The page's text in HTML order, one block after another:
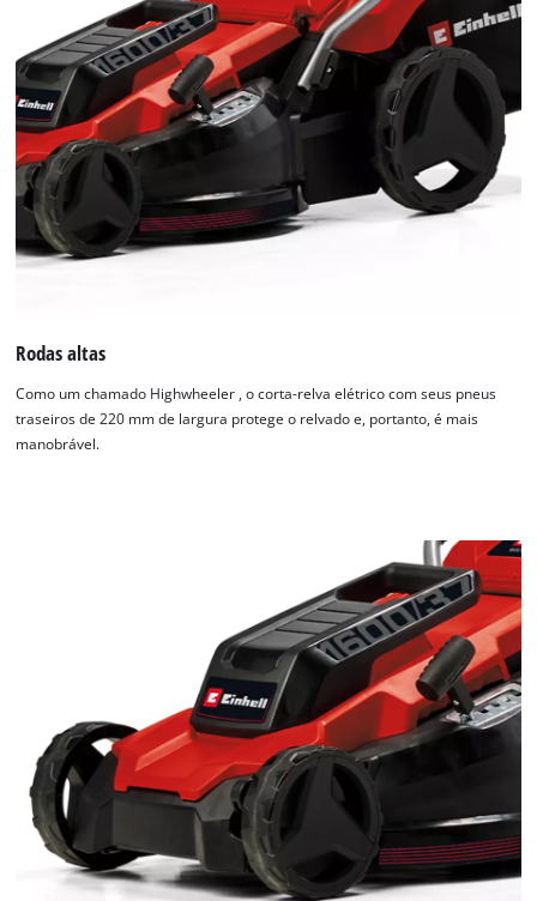
Rodas altas
Como um chamado Highwheeler , o corta-relva elétrico com seus pneus
traseiros de 220 mm de largura protege o relvado e, portanto, é mais
manobrável.